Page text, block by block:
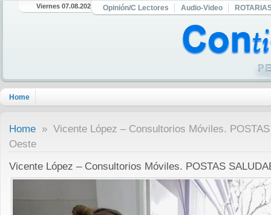
Viernes 07.08.2026 Opinión/C Lectores Audio-Video
Home
Home » Vicente López – Consultorios Móviles.
Oeste
Vicente López – Consultorios Móviles. POSTAS